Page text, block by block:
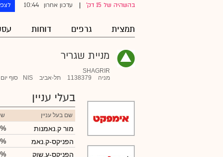
בהשהיה של 15 דק' עדכון אחרון 10:44
תמצית גרפים דוחות
מניית שגריר
SHAGRIR
מניה
1138379 תל-אביב NIS סוף יום
בעלי עניין
שם בעל עניין
מור ק.נאמנות
הפניקס-ק.נאמ
הפניקס-ע.שוק